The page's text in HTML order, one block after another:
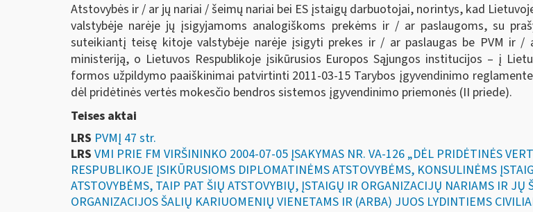
Atstovybės ir / ar jų nariai / šeimų nariai bei ES įstaigų darbuotojai, norintys, kad
valstybėje narėje jų įsigyjamoms analogiškoms prekėms ir / ar paslaugoms, su
suteikiantį teisę kitoje valstybėje narėje įsigyti prekes ir / ar paslaugas be PVM ir /
ministeriją, o Lietuvos Respublikoje įsikūrusios Europos Sąjungos institucijos – į
formos užpildymo paaiškinimai patvirtinti 2011-03-15 Tarybos įgyvendinimo
dėl pridėtinės vertės mokesčio bendros sistemos įgyvendinimo priemonės (II priede).
Teises aktai
LRS PVMĮ 47 str.
LRS VMI PRIE FM VIRŠININKO 2004-07-05 ĮSAKYMAS NR. VA-126 „DĖL PRIDĖTINĖS
RESPUBLIKOJE ĮSIKŪRUSIOMS DIPLOMATINĖMS ATSTOVYBĖMS, KONSULINĖMS
ATSTOVYBĖMS, TAIP PAT ŠIŲ ATSTOVYBIŲ, ĮSTAIGŲ IR ORGANIZACIJŲ NARIAMS IR
ORGANIZACIJOS ŠALIŲ KARIUOMENIŲ VIENETAMS IR (ARBA) JUOS LYDINTIEMS